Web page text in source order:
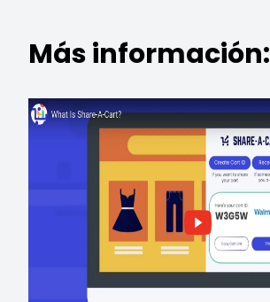
Más información: